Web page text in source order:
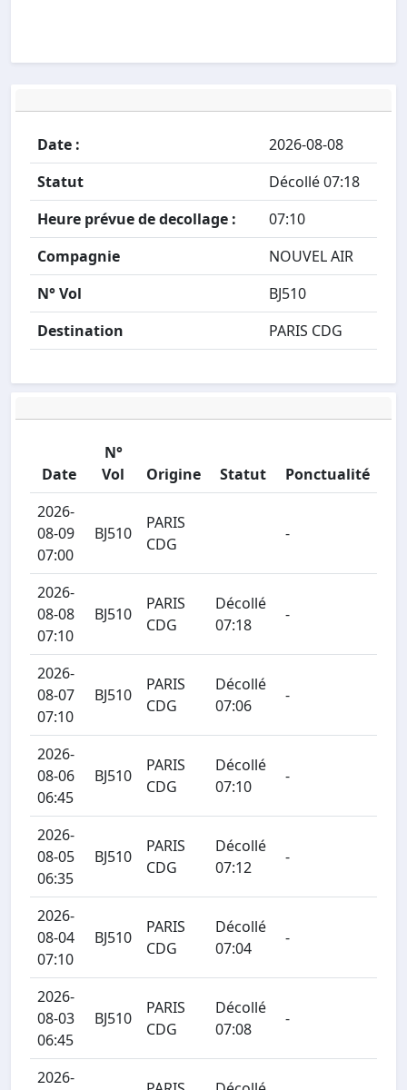
Date :
2026-08-08
Statut
Décollé 07:18
Heure prévue de decollage :
07:10
Compagnie
NOUVEL AIR
N° Vol
BJ510
Destination
PARIS CDG
Date
N°
Vol
Origine Statut
Ponctualité
2026-
08-09
07:00
BJ510
PARIS
CDG
-
2026-
08-08
07:10
BJ510
PARIS
CDG
Décollé
07:18
-
2026-
08-07
07:10
BJ510
PARIS
CDG
Décollé
07:06
-
2026-
08-06
06:45
BJ510
PARIS
CDG
Décollé
07:10
-
2026-
08-05
06:35
BJ510
PARIS
CDG
Décollé
07:12
-
2026-
08-04
07:10
BJ510
PARIS
CDG
Décollé
07:04
-
2026-
08-03
06:45
BJ510
PARIS
CDG
Décollé
07:08
-
2026-